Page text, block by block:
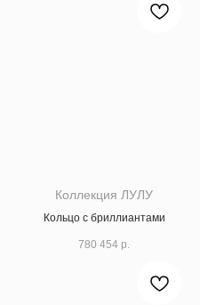
Коллекция ЛУЛУ
Кольцо с бриллиантами
780 454 р.